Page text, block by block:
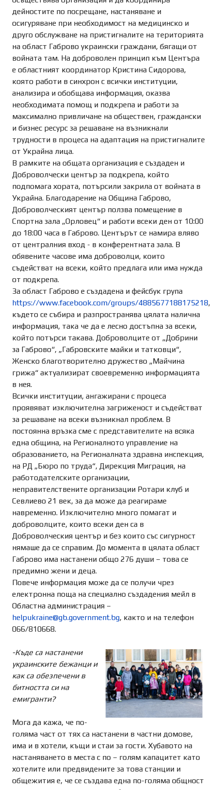
дейностите по посрещане, настаняване и
осигуряване при необходимост на медицинско и
друго обслужване на пристигналите на територията
на област Габрово украински граждани, бягащи от
войната там. На доброволен принцип към Центъра
е областният координатор Кристина Сидорова,
която работи в синхрон с всички институции,
анализира и обобщава информация, оказва
необходимата помощ и подкрепа и работи за
максимално привличане на обществен, граждански
и бизнес ресурс за решаване на възникнали
трудности в процеса на адаптация на пристигналите
от Украйна лица.
В рамките на общата организация е създаден и
Доброволчески център за подкрепа, който
подпомага хората, потърсили закрила от войната в
Украйна. Благодарение на Община Габрово,
Доброволческият център ползва помещение в
Спортна зала „Орловец“ и работи всеки ден от 10:00
до 18:00 часа в Габрово. Центърът се намира вляво
от централния вход - в конферентната зала. В
обявените часове има доброволци, които
съдействат на всеки, който предлага или има нужда
от подкрепа.
За област Габрово е създадена и фейсбук група
https://www.facebook.com/groups/4885677188175218,
където се събира и разпространява цялата налична
информация, така че да е лесно достъпна за всеки,
който потърси такава. Доброволците от „Добрини
за Габрово“, „Габровските майки и татковци“,
Женско благотворително дружество „Майчина
грижа“ актуализират своевременно информацията
в нея.
Всички институции, ангажирани с процеса
проявяват изключителна загриженост и съдействат
за решаване на всеки възникнал проблем. В
постоянна връзка сме с представителите на всяка
една община, на Регионалното управление на
образованието, на Регионалната здравна инспекция,
на РД „Бюро по труда“, Дирекция Миграция, на
работодателските организации,
неправителствените организации Ротари клуб и
Севлиево 21 век, за да може да реагираме
навременно. Изключително много помагат и
доброволците, които всеки ден са в
Доброволческия център и без които със сигурност
нямаше да се справим. До момента в цялата област
Габрово има настанени общо 276 души – това се
предимно жени и деца.
Повече информация може да се получи чрез
електронна поща на специално създадения мейл в
Областна администрация –
helpukraine@gb.government.bg, както и на телефон
066/810668.
-Къде са настанени
украинските бежанци и
как са обезпечени в
битността си на
емигранти?
Мога да кажа, че по-
голяма част от тях са настанени в частни домове,
има и в хотели, къщи и стаи за гости. Хубавото на
настаняването в места с по – голям капацитет като
хотелите или предвидените за това станции и
общежития е, че се създава една по-голяма общност